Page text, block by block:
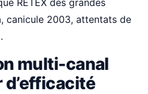
RETEX des grandes
canicule 2003, attentats de
multi-canal